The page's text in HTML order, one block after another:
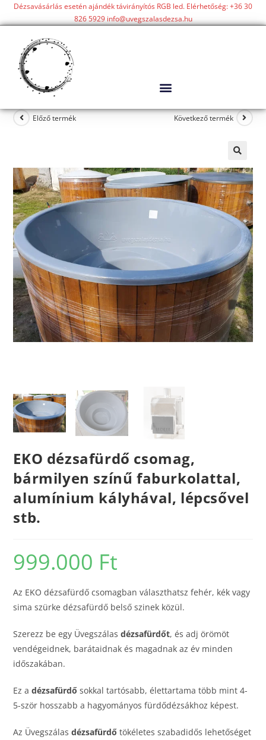
Dézsavásárlás esetén ajándék távirányítós RGB led. Elérhetőség: +36 30
826 5929 info@uvegszalasdezsa.hu
Előző termék Következő termék
EKO dézsafürdő csomag,
bármilyen színű faburkolattal,
alumínium kályhával, lépcsővel
stb.
999.000 Ft
Az EKO dézsafürdő csomagban választhatsz fehér, kék vagy
sima szürke dézsafürdő belső szinek közül.
Szerezz be egy Üvegszálasdézsafürdőt, és adj örömöt
vendégeidnek, barátaidnak és magadnak az év minden
időszakában.
Ez adézsafürdő sokkal tartósabb, élettartama több mint 4-
5-ször hosszabb a hagyományos fürdődézsákhoz képest.
Az Üvegszálasdézsafürdő tökéletes szabadidős lehetőséget